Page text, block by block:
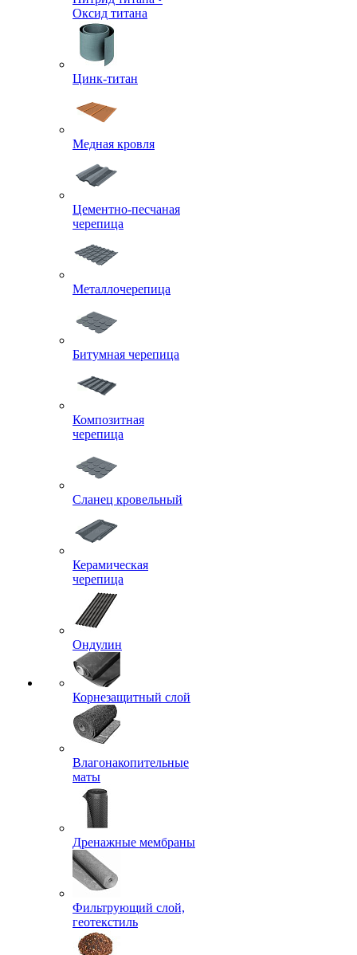
Оксид титана
Цинк-титан
Медная кровля
Цементно-песчаная
черепица
Металлочерепица
Битумная черепица
Композитная
черепица
Сланец кровельный
Керамическая
черепица
Ондулин
Корнезащитный слой
Влагонакопительные
маты
Дренажные мембраны
Фильтрующий слой,
геотекстиль